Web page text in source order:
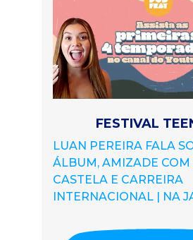
FESTIVAL
LUAN PEREIRA FALA
ÁLBUM, AMIZADE COM
CASTELA E CARREIRA
INTERNACIONAL | NA